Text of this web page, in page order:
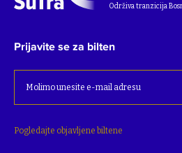
Održiva tranzicija
Prijavite se za bilten
Pogledajte objavljene biltene